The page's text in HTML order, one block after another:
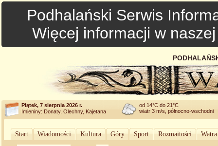
Podhalański Serwis
Więcej informacji w
Piątek, 7 sierpnia 2026 r.
Imieniny: Donaty, Olechny, Kajetana
od 14°C do 21°C
wiatr 3 m/s, północno-wschodni
Start Wiadomości Kultura Góry Sport Rozmaitości